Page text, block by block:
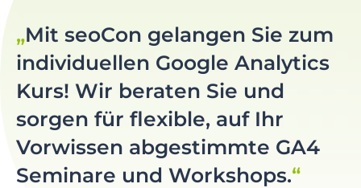
e
n
Mit seoCon gelangen Sie zum
individuellen Google Analytics
Kurs! Wir beraten Sie und
sorgen für flexible, auf Ihr
Vorwissen abgestimmte GA4
Seminare und Workshops.